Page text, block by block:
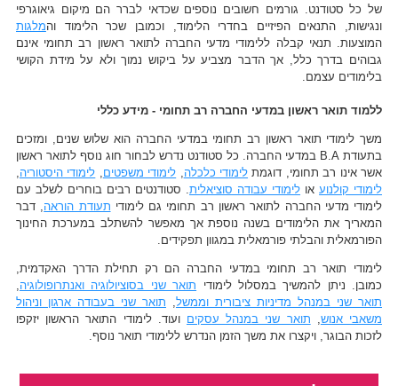
של כל סטודנט. גורמים חשובים נוספים שכדאי לברר הם מיקום גיאוגרפי
ונגישות, התנאים הפיזיים בחדרי הלימוד, וכמובן שכר הלימוד והמלגות
המוצעות. תנאי קבלה ללימודי מדעי החברה לתואר ראשון רב תחומי אינם
גבוהים בדרך כלל, אך הדבר מצביע על ביקוש נמוך ולא על מידת הקושי
בלימודים עצמם.
ללמוד תואר ראשון במדעי החברה רב תחומי - מידע כללי
משך לימודי תואר ראשון רב תחומי במדעי החברה הוא שלוש שנים, ומזכים
בתעודת B.A במדעי החברה. כל סטודנט נדרש לבחור חוג נוסף לתואר ראשון
אשר אינו רב תחומי, דוגמת לימודי כלכלה לימודי משפטים לימודי היסטוריה
לימודי קולנועאו לימודי עבודה סוציאלית . סטודנטים רבים בוחרים לשלב עם
לימודי מדעי החברה לתואר ראשון רב תחומי גם לימודי תעודת הוראה , דבר
המאריך את הלימודים בשנה נוספת אך מאפשר להשתלב במערכת החינוך
הפורמאלית והבלתי פורמאלית במגוון תפקידים.
לימודי תואר רב תחומי במדעי החברה הם רק תחילת הדרך האקדמית,
כמובן. ניתן להמשיך במסלול לימודי תואר שני בסוציולוגיה ואנתרופולוגיה
תואר שני במנהל מדיניות ציבורית וממשל
תואר שני בעבודה ארגון וניהול
משאבי אנוש
תואר שני במנהל עסקים ועוד. לימודי התואר הראשון יזקפו
לזכות הבוגר, ויקצרו את משך הזמן הנדרש ללימודי תואר נוסף.